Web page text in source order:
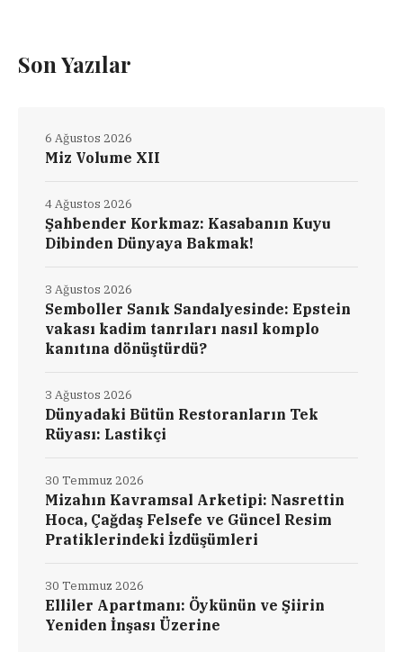
Son Yazılar
Miz Volume XII
6 Ağustos 2026
Şahbender Korkmaz: Kasabanın Kuyu
Dibinden Dünyaya Bakmak!
4 Ağustos 2026
Semboller Sanık Sandalyesinde: Epstein
vakası kadim tanrıları nasıl komplo
kanıtına dönüştürdü?
3 Ağustos 2026
Dünyadaki Bütün Restoranların Tek
Rüyası: Lastikçi
3 Ağustos 2026
Mizahın Kavramsal Arketipi: Nasrettin
Hoca, Çağdaş Felsefe ve Güncel Resim
Pratiklerindeki İzdüşümleri
30 Temmuz 2026
Elliler Apartmanı: Öykünün ve Şiirin
Yeniden İnşası Üzerine
30 Temmuz 2026